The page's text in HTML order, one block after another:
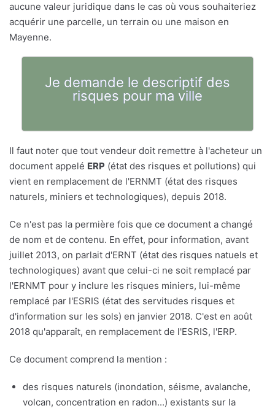
aucune valeur juridique dans le cas où vous souhaiteriez
acquérir une parcelle, un terrain ou une maison en
Mayenne.
Je demande le descriptif des
risques pour ma ville
Il faut noter que tout vendeur doit remettre à l'acheteur un
document appelé ERP (état des risques et pollutions) qui
vient en remplacement de l'ERNMT (état des risques
naturels, miniers et technologiques), depuis 2018.
Ce n'est pas la permière fois que ce document a changé
de nom et de contenu. En effet, pour information, avant
juillet 2013, on parlait d'ERNT (état des risques natuels et
technologiques) avant que celui-ci ne soit remplacé par
l'ERNMT pour y inclure les risques miniers, lui-même
remplacé par l'ESRIS (état des servitudes risques et
d'information sur les sols) en janvier 2018. C'est en août
2018 qu'apparaît, en remplacement de l'ESRIS, l'ERP.
Ce document comprend la mention :
des risques naturels (inondation, séisme, avalanche,
volcan, concentration en radon...) existants sur la